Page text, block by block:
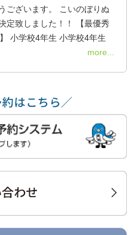
ございます。 こいのぼりぬ
定致しました！！ 【最優秀
小学校4年生 小学校4年生
more...